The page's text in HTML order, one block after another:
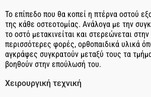
Το επίπεδο που θα κοπεί η πτέρνα οστού
της κάθε οστεοτομίας. Ανάλογα με την
το οστό μετακινείται και στερεώνεται
περισσότερες φορές, ορθοπαιδικά υλικά
αγκράφες συγκρατούν μεταξύ τους τα
βοηθούν στην επούλωσή του.
Χειρουργική τεχνική